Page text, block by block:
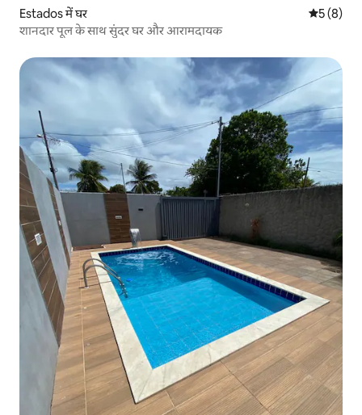
Estados में घर औसत रेटिंग
5 (8)
शानदार पूल के साथ सुंदर घर और आरामदायक